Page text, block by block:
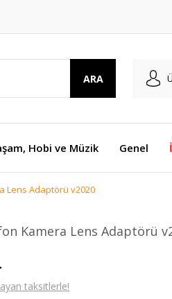
ARA
Hobi ve Müzik Genel
Lens Adaptörü v2020
Kamera Lens Adaptörü
taksitlerle!